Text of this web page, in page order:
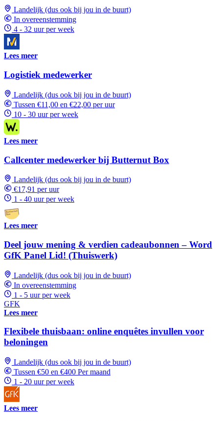
Landelijk (dus ook bij jou in de buurt)
In overeenstemming
4 - 32 uur per week
Lees meer
Logistiek medewerker
Landelijk (dus ook bij jou in de buurt)
Tussen €11,00 en €22,00 per uur
10 - 30 uur per week
Lees meer
Callcenter medewerker bij Butternut Box
Landelijk (dus ook bij jou in de buurt)
€17,91 per uur
1 - 40 uur per week
Lees meer
Deel jouw mening & verdien cadeaubonnen – Word
GfK Panel Lid! (Thuiswerk)
Landelijk (dus ook bij jou in de buurt)
In overeenstemming
1 - 5 uur per week
GFK
Lees meer
Flexibele thuisbaan: online enquêtes invullen voor
beloningen
Landelijk (dus ook bij jou in de buurt)
Tussen €50 en €400 Per maand
1 - 20 uur per week
Lees meer